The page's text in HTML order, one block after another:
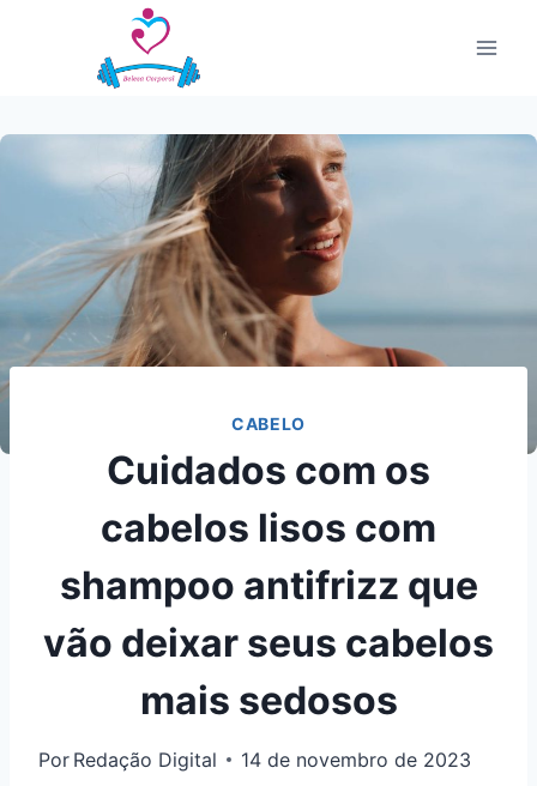
CABELO
Cuidados com os
cabelos lisos com
shampoo antifrizz que
vão deixar seus cabelos
mais sedosos
Por Redação Digital 14 de novembro de 2023